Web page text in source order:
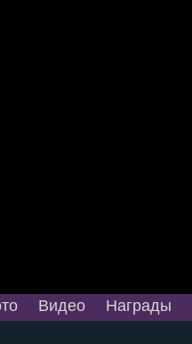
Видео Награды